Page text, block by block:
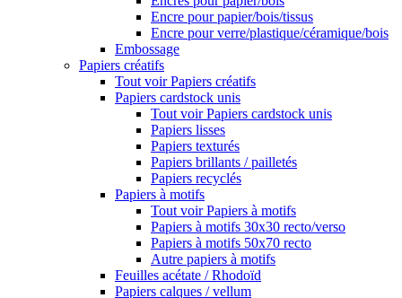
Encre pour papier/bois/tissus
Encre pour verre/plastique/céramique/bois
Embossage
Papiers créatifs
Tout voir Papiers créatifs
Papiers cardstock unis
Tout voir Papiers cardstock unis
Papiers lisses
Papiers texturés
Papiers brillants / pailletés
Papiers recyclés
Papiers à motifs
Tout voir Papiers à motifs
Papiers à motifs 30x30 recto/verso
Papiers à motifs 50x70 recto
Autre papiers à motifs
Feuilles acétate / Rhodoïd
Papiers calques / vellum